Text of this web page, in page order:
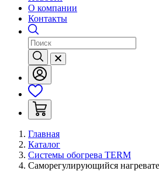
О компании
Контакты
Главная
Каталог
Системы обогрева TERM
Саморегулирующийся